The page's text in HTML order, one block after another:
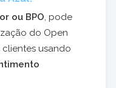
ou BPO, pode
do Open
clientes usando